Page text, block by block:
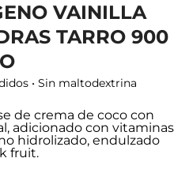
VAINILLA
TARRO 900
• Sin maltodextrina
de crema de coco con
adicionado con vitaminas
hidrolizado, endulzado
fruit.